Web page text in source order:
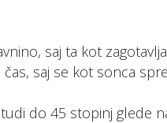
saj ta kot
saj se kot sonca
do 45 stopinj glede